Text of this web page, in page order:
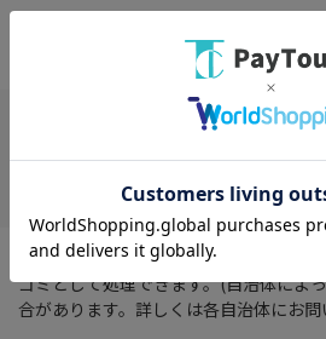
在庫がありません
固まる＋脱臭の効果と抗菌粒を配合し
ゴミとして処理できます。(自治体によ
合があります。詳しくは各自治体にお